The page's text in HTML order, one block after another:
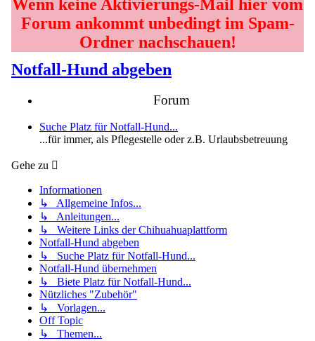
Wenn keine Aktivierungs-Mail hier vom
Forum ankommt unbedingt im Spam-
Ordner nachschauen!
Notfall-Hund abgeben
Forum
Suche Platz für Notfall-Hund...
...für immer, als Pflegestelle oder z.B. Urlaubsbetreuung
Gehe zu
Informationen
↳ Allgemeine Infos...
↳ Anleitungen...
↳ Weitere Links der Chihuahuaplattform
Notfall-Hund abgeben
↳ Suche Platz für Notfall-Hund...
Notfall-Hund übernehmen
↳ Biete Platz für Notfall-Hund...
Nützliches "Zubehör"
↳ Vorlagen...
Off Topic
↳ Themen...